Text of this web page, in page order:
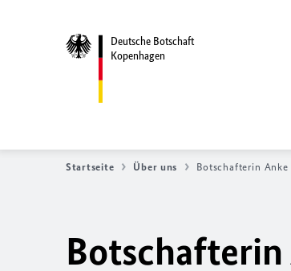
Deutsche Botschaft
Kopenhagen
Startseite Über uns Botschafterin Anke